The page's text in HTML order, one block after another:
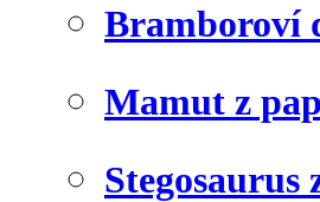
Bramboroví
Mamut z
Stegosaurus